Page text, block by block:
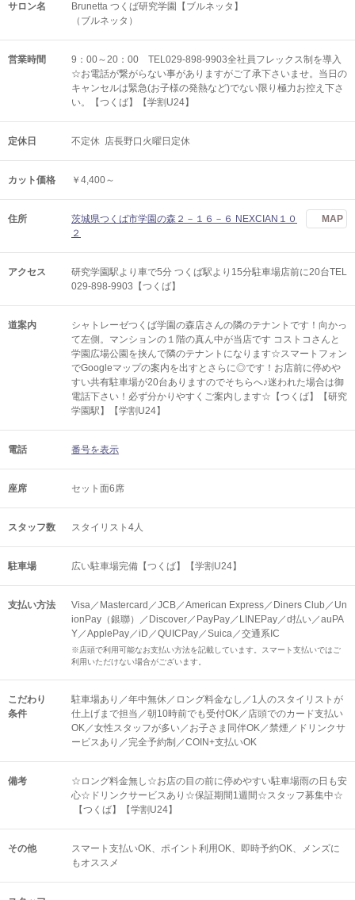
サロン名
Brunetta つくば研究学園【ブルネッタ】
（ブルネッタ）
営業時間
9：00～20：00 TEL029-898-9903全社員フレックス制を導入
☆お電話が繋がらない事がありますがご了承下さいませ。当日の
キャンセルは緊急(お子様の発熱など)でない限り極力お控え下さ
い。【つくば】【学割U24】
定休日 不定休 店長野口火曜日定休
カット価格 ￥4,400～
住所
茨城県つくば市学園の森２－１６－６ NEXCIAN１０
２
MAP
アクセス
研究学園駅より車で5分 つくば駅より15分駐車場店前に20台TEL
029-898-9903【つくば】
道案内
シャトレーゼつくば学園の森店さんの隣のテナントです！向かっ
て左側。マンションの１階の真ん中が当店です コストコさんと
学園広場公園を挟んで隣のテナントになります☆スマートフォン
でGoogleマップの案内を出すとさらに◎です！お店前に停めや
すい共有駐車場が20台ありますのでそちらへ♪迷われた場合は御
電話下さい！必ず分かりやすくご案内します☆【つくば】【研究
学園駅】【学割U24】
電話 番号を表示
座席 セット面6席
スタッフ数 スタイリスト4人
駐車場 広い駐車場完備【つくば】【学割U24】
支払い方法
Visa／Mastercard／JCB／American Express／Diners Club／Un
ionPay（銀聯）／Discover／PayPay／LINEPay／d払い／auPA
Y／ApplePay／iD／QUICPay／Suica／交通系IC
※店頭で利用可能なお支払い方法を記載しています。スマート支払いではご
利用いただけない場合がございます。
こだわり
条件
駐車場あり／年中無休／ロング料金なし／1人のスタイリストが
仕上げまで担当／朝10時前でも受付OK／店頭でのカード支払い
OK／女性スタッフが多い／お子さま同伴OK／禁煙／ドリンクサ
ービスあり／完全予約制／COIN+支払いOK
備考
☆ロング料金無し☆お店の目の前に停めやすい駐車場雨の日も安
心☆ドリンクサービスあり☆保証期間1週間☆スタッフ募集中☆
【つくば】【学割U24】
その他 スマート支払いOK ポイント利用OK 即時予約OK
メンズに
もオススメ